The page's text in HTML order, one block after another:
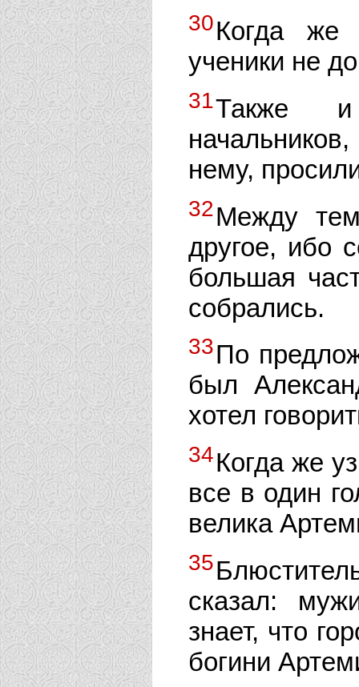
30Когда же
ученики не
31Также и
нему,
32Между
другое, ибо
большая
собрались.
33По
был
хотел
34Когда же
все в один
велика
35
сказал:
знает, что
богини